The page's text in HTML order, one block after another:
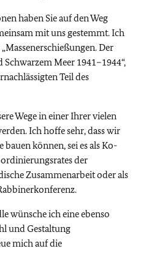
haben Sie auf den Weg
mit uns gestemmt. Ich
Der
Meer 1941–1944“,
Teil des
Wege in einer Ihrer vielen
Ich hoffe sehr, dass wir
können, sei es als Ko-
der
Zusammenarbeit oder als
wünsche ich eine ebenso
und Gestaltung
mich auf die